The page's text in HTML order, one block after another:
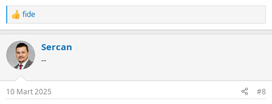
R
e
c
i
s
fide
Sercan
--
10 Mart 2025 #8